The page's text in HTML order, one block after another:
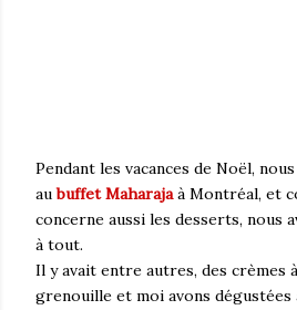
Pendant les vacances de Noël,
aubuffet Maharajaà Montréal, et
concerne aussi les desserts, nous
à tout.
Il y avait entre autres, des crèmes
grenouille et moi avons dégustées